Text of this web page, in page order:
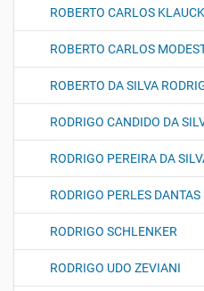
ROBERTO CARLOS KLAUCK
ROBERTO CARLOS
ROBERTO DA SILVA
RODRIGO CANDIDO DA
RODRIGO PEREIRA DA
RODRIGO PERLES DANTAS
RODRIGO SCHLENKER
RODRIGO UDO ZEVIANI